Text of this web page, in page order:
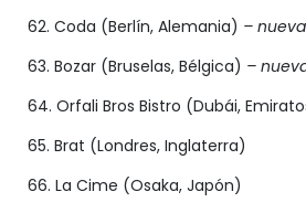
62. Coda (Berlín, Alemania) –
63. Bozar (Bruselas, Bélgica) –
64. Orfali Bros Bistro (Dubái,
65. Brat (Londres, Inglaterra)
66. La Cime (Osaka, Japón)